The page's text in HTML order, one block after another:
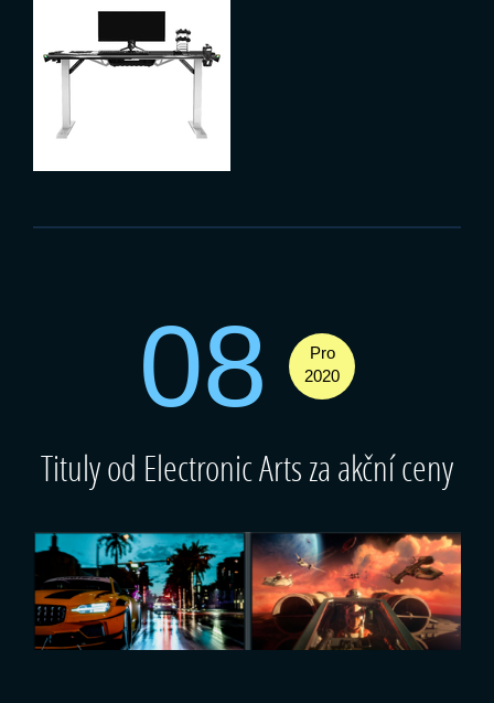
08
Pro
2020
Tituly od Electronic Arts za akční ceny